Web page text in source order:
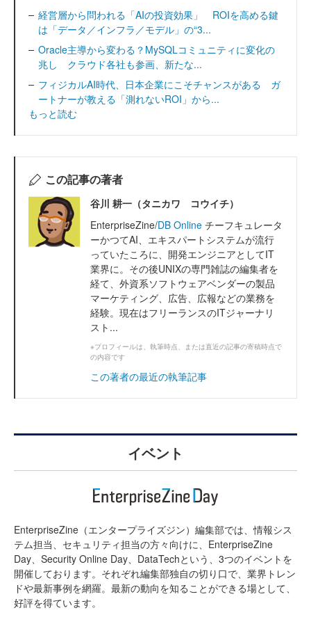
経営層から問われる「AIの投資効果」 ROIを高める鍵
は「データ／インフラ／モデル」の“3...
Oracle主導から変わる？MySQLコミュニティに変化の
兆し クラウド各社も参画、新たな...
フィジカルAI時代、日本企業にこそチャンスがある ガ
ートナーが教える「測れないROI」から...
もっと読む
この記事の著者
谷川 耕一（タニカワ コウイチ）
EnterpriseZine/DB Online チーフキュレータ
ーかつてAI、エキスパートシステムが流行
っていたころに、開発エンジニアとしてIT
業界に。その後UNIXの専門雑誌の編集者を
経て、外資系ソフトウェアベンダーの製品
マーケティング、広告、広報などの業務を
経験。現在はフリーランスのITジャーナリ
スト...
※プロフィールは、執筆時点、または直近の記事の寄稿時点で
の内容です
この著者の最近の執筆記事
イベント
EnterpriseZine（エンタープライズジン）編集部では、情報シス
テム担当、セキュリティ担当の方々向けに、EnterpriseZine
Day、Security Online Day、DataTechという、3つのイベントを
開催しております。それぞれ編集部独自の切り口で、業界トレン
ドや最新事例を網羅。最新の動向を知ることができる場として、
好評を得ています。